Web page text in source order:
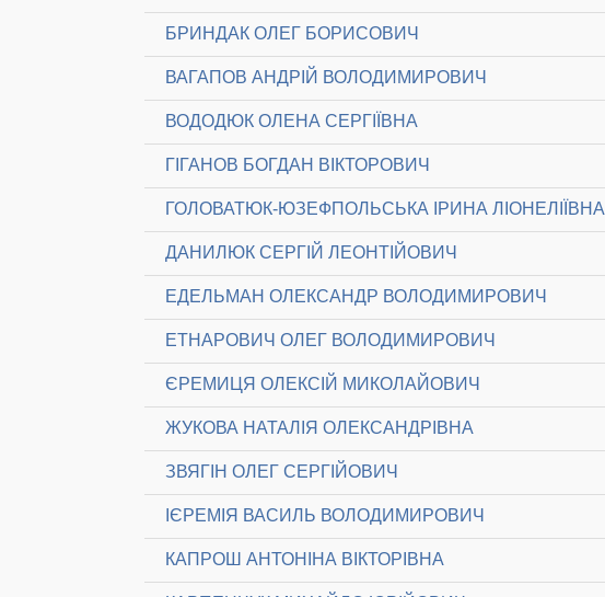
БРИНДАК ОЛЕГ БОРИСОВИЧ
ВАГАПОВ АНДРІЙ ВОЛОДИМИРОВИЧ
ВОДОДЮК ОЛЕНА СЕРГІЇВНА
ГІГАНОВ БОГДАН ВІКТОРОВИЧ
ГОЛОВАТЮК-ЮЗЕФПОЛЬСЬКА ІРИНА ЛІОНЕЛІЇВНА
ДАНИЛЮК СЕРГІЙ ЛЕОНТІЙОВИЧ
ЕДЕЛЬМАН ОЛЕКСАНДР ВОЛОДИМИРОВИЧ
ЕТНАРОВИЧ ОЛЕГ ВОЛОДИМИРОВИЧ
ЄРЕМИЦЯ ОЛЕКСІЙ МИКОЛАЙОВИЧ
ЖУКОВА НАТАЛІЯ ОЛЕКСАНДРІВНА
ЗВЯГІН ОЛЕГ СЕРГІЙОВИЧ
ІЄРЕМІЯ ВАСИЛЬ ВОЛОДИМИРОВИЧ
КАПРОШ АНТОНІНА ВІКТОРІВНА